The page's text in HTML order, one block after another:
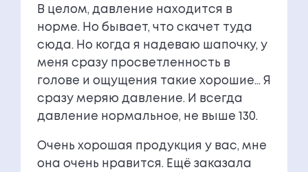
В целом, давление находится в
норме. Но бывает, что скачет туда
сюда. Но когда я надеваю шапочку, у
меня сразу просветленность в
голове и ощущения такие хорошие… Я
сразу меряю давление. И всегда
давление нормальное, не выше 130.
Очень хорошая продукция у вас, мне
она очень нравится. Ещё заказала